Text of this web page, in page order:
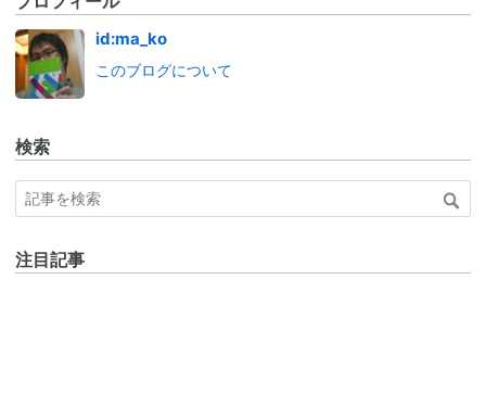
id:ma_ko
このブログについて
検索
注目記事